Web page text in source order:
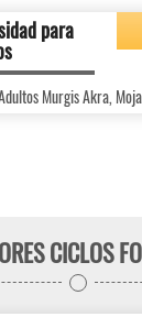
para
Murgis Akra,
CICLOS